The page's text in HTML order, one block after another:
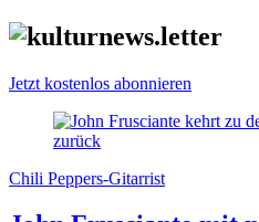
Jetzt kostenlos abonnieren
Chili Peppers-Gitarrist